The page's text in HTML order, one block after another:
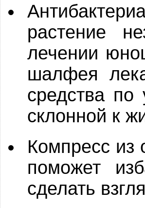
растение
лечении
шалфея
средства
склонной к
Компресс из
поможет
сделать